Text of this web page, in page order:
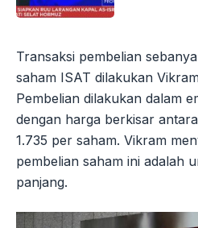
Transaksi pembelian
saham ISAT dilakukan
Pembelian dilakukan dalam
dengan harga berkisar
1.735 per saham. Vikram
pembelian saham ini adalah
panjang.